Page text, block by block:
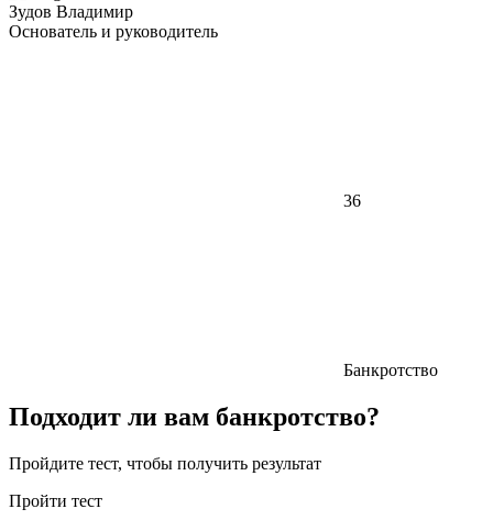
Зудов Владимир
Основатель и руководитель
36
Банкротство
Подходит ли вам банкротство?
Пройдите тест, чтобы получить результат
Пройти тест